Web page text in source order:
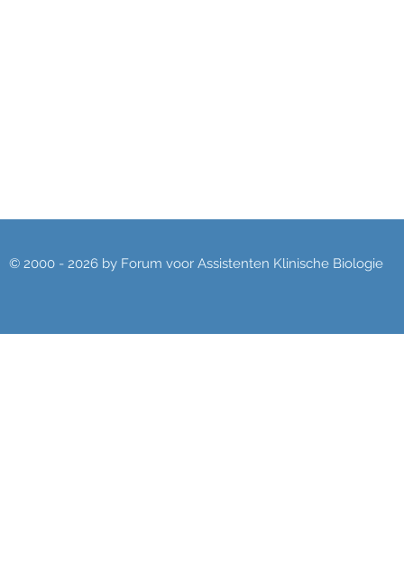
© 2000 - 2026 by Forum voor Assistenten Klinische Biologie